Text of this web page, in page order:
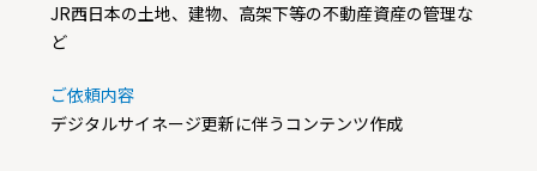
JR西日本の土地、建物、高架下等の不動産資産の管理な
ど
ご依頼内容
デジタルサイネージ更新に伴うコンテンツ作成